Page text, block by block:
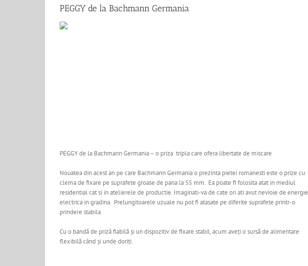
PEGGY de la Bachmann Germania
PEGGY de la Bachmann Germania – o priza tripla care ofera libertate de miscare
Nouatea din acest an pe care Bachmann Germania o prezinta pietei romanesti este o prize cu
clema de fixare pe suprafete groase de pana la 55 mm. Ea poate fi folosita atat in mediul
residential cat si in atelierele de productie. Imaginati-va de cate ori ati avut nevioie de energie
electrica in gradina. Prelungitoarele uzuale nu pot fi atasate pe diferite suprafete printr-o
prindere stabila.
Cu o bandă de priză fiabilă și un dispozitiv de fixare stabil, acum aveți o sursă de alimentare
flexibilă când și unde doriți.